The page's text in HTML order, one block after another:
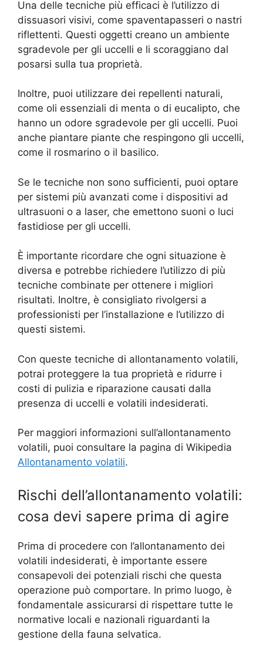
Una delle tecniche più efficaci è l’utilizzo di
dissuasori visivi, come spaventapasseri o nastri
riflettenti. Questi oggetti creano un ambiente
sgradevole per gli uccelli e li scoraggiano dal
posarsi sulla tua proprietà.
Inoltre, puoi utilizzare dei repellenti naturali,
come oli essenziali di menta o di eucalipto, che
hanno un odore sgradevole per gli uccelli. Puoi
anche piantare piante che respingono gli uccelli,
come il rosmarino o il basilico.
Se le tecniche non sono sufficienti, puoi optare
per sistemi più avanzati come i dispositivi ad
ultrasuoni o a laser, che emettono suoni o luci
fastidiose per gli uccelli.
È importante ricordare che ogni situazione è
diversa e potrebbe richiedere l’utilizzo di più
tecniche combinate per ottenere i migliori
risultati. Inoltre, è consigliato rivolgersi a
professionisti per l’installazione e l’utilizzo di
questi sistemi.
Con queste tecniche di allontanamento volatili,
potrai proteggere la tua proprietà e ridurre i
costi di pulizia e riparazione causati dalla
presenza di uccelli e volatili indesiderati.
Per maggiori informazioni sull’allontanamento
volatili, puoi consultare la pagina di Wikipedia
Allontanamento volatili.
Rischi dell’allontanamento volatili:
cosa devi sapere prima di agire
Prima di procedere con l’allontanamento dei
volatili indesiderati, è importante essere
consapevoli dei potenziali rischi che questa
operazione può comportare. In primo luogo, è
fondamentale assicurarsi di rispettare tutte le
normative locali e nazionali riguardanti la
gestione della fauna selvatica.